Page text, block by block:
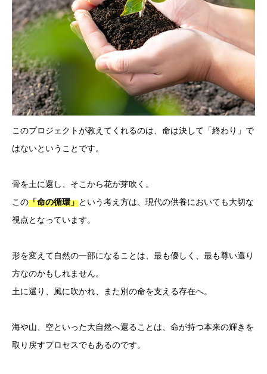
このプロジェクトが教えてくれるのは、命は決して「終わり」で
はないということです。
骨を土に還し、そこから花が芽吹く。
この「命の循環」という考え方は、現代の供養においても大切な
視点となっています。
形を変えて自然の一部になることは、最も優しく、最も尊い還り
方なのかもしれません。
土に還り、風に吹かれ、また別の命を支える存在へ。
海や山、空といった大自然へ還ることは、命が持つ本来の輝きを
取り戻すプロセスでもあるのです。